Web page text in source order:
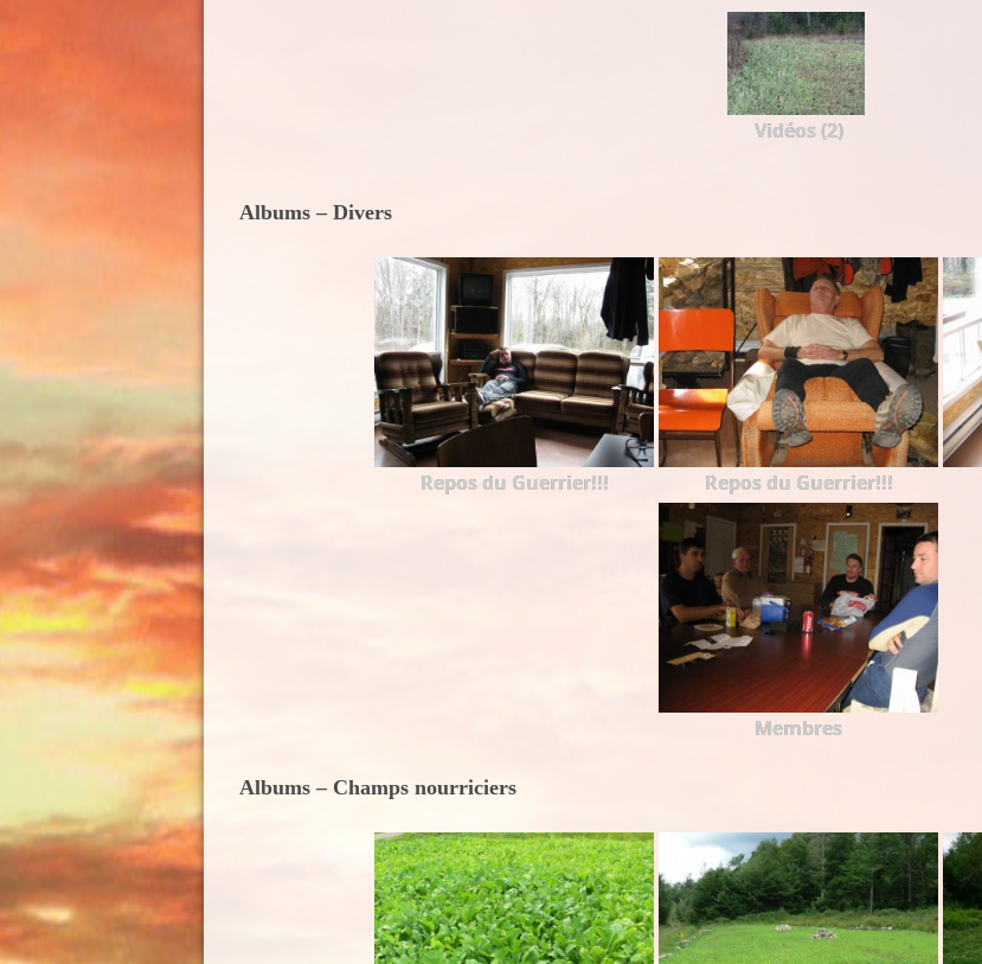
Vidéos (2)
Albums – Divers
Repos du Guerrier!!! Repos du Guerrier!!!
Membres
Albums – Champs nourriciers